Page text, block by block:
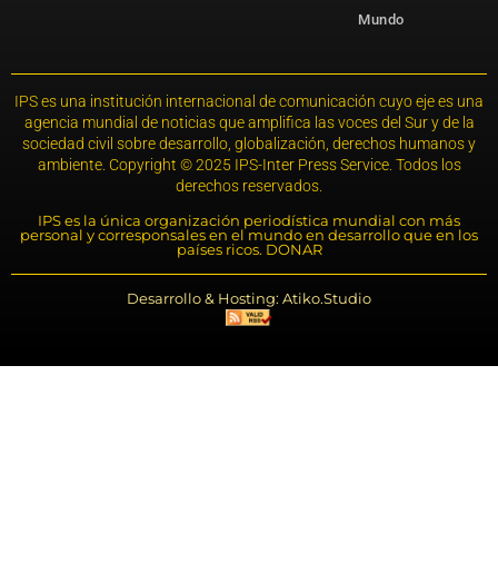
Mundo
IPS es una institución internacional de comunicación cuyo eje es una
agencia mundial de noticias que amplifica las voces del Sur y de la
sociedad civil sobre desarrollo, globalización, derechos humanos y
ambiente. Copyright © 2025 IPS-Inter Press Service. Todos los
derechos reservados.
IPS es la única organización periodística mundial con más
personal y corresponsales en el mundo en desarrollo que en los
países ricos. DONAR
Desarrollo & Hosting: Atiko.Studio